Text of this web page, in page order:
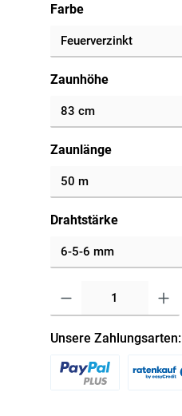
Farbe
Zaunhöhe
Zaunlänge
Drahtstärke
Unsere Zahlungsarten: